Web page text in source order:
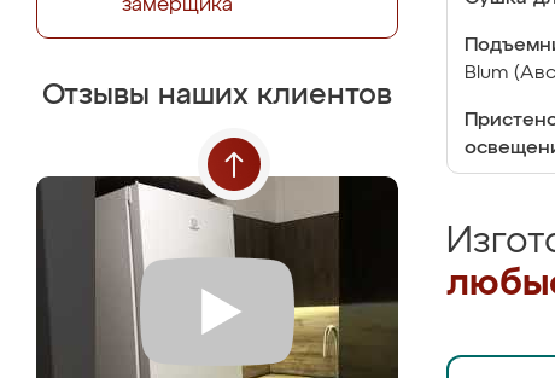
замерщика
Отзывы наших клиентов
Blum